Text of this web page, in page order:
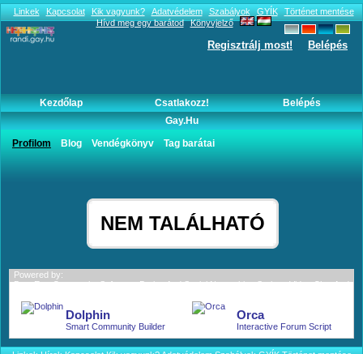
Linkek Kapcsolat Kik vagyunk? Adatvédelem Szabályok GYÍK
Történet mentése
Hívd meg egy barátod
Könyvjelző
Regisztrálj most! Belépés
Kezdőlap Csatlakozz!
Belépés
Gay.hu
Profilom
Blog Vendégkönyv Tag barátai
blogja
NEM TALÁLHATÓ
Powered by:
BoonEx - Community Software; Dating And Social Networking Scripts; Video Chat And
Dolphin
Smart Community Builder
Orca
Interactive Forum Script